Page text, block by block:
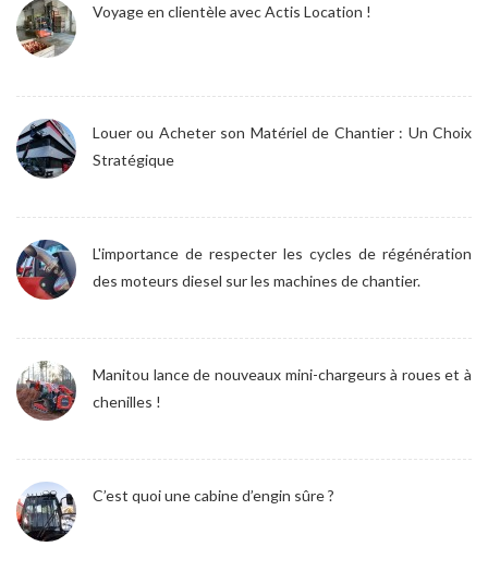
Voyage en clientèle avec Actis Location !
Louer ou Acheter son Matériel de Chantier : Un Choix
Stratégique
L'importance de respecter les cycles de régénération
des moteurs diesel sur les machines de chantier.
Manitou lance de nouveaux mini-chargeurs à roues et à
chenilles !
C’est quoi une cabine d’engin sûre ?